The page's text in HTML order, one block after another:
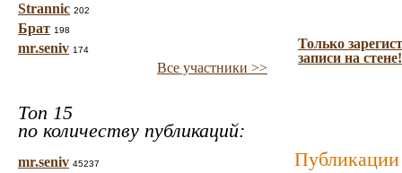
Strannic 202
Брат 198
mr.seniv 174
Все участники >>
Топ 15
по количеству публикаций:
mr.seniv 45237
Только
записи на стене!
Публикации